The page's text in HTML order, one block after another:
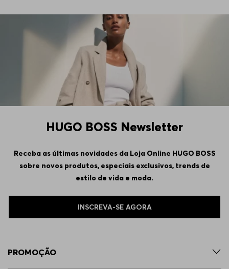
HUGO BOSS Newsletter
Receba as últimas novidades da Loja Online HUGO BOSS
sobre novos produtos, especiais exclusivos, trends de
estilo de vida e moda.
INSCREVA-SE AGORA
PROMOÇÃO